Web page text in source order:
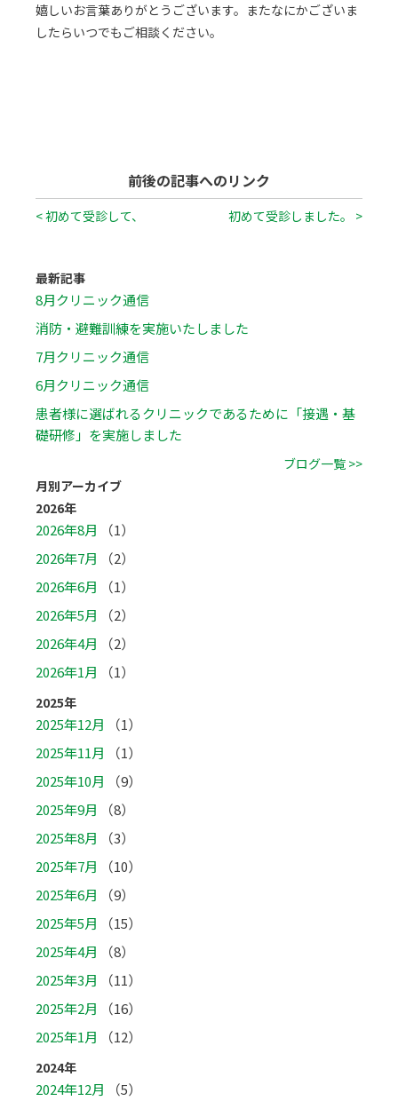
嬉しいお言葉ありがとうございます。またなにかございま
したらいつでもご相談ください。
前後の記事へのリンク
< 初めて受診して、 初めて受診しました。 >
最新記事
8月クリニック通信
消防・避難訓練を実施いたしました
7月クリニック通信
6月クリニック通信
患者様に選ばれるクリニックであるために「接遇・基
礎研修」を実施しました
ブログ一覧 >>
月別アーカイブ
2026年
2026年8月
（1）
2026年7月
（2）
2026年6月
（1）
2026年5月
（2）
2026年4月
（2）
2026年1月
（1）
2025年
2025年12月
（1）
2025年11月
（1）
2025年10月
（9）
2025年9月
（8）
2025年8月
（3）
2025年7月
（10）
2025年6月
（9）
2025年5月
（15）
2025年4月
（8）
2025年3月
（11）
2025年2月
（16）
2025年1月
（12）
2024年
2024年12月
（5）